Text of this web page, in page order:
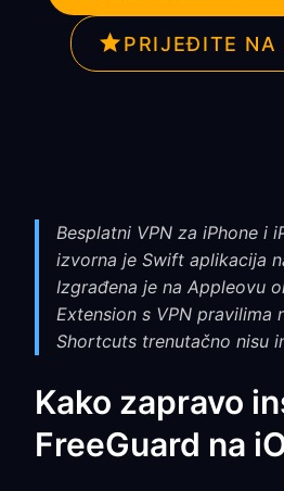
PRIJEĐITE NA
Besplatni VPN za iPhone i
izvorna je Swift aplikacija
Izgrađena je na Appleovu
Extension s VPN pravilima
Shortcuts trenutačno nisu
Kako zapravo
FreeGuard na